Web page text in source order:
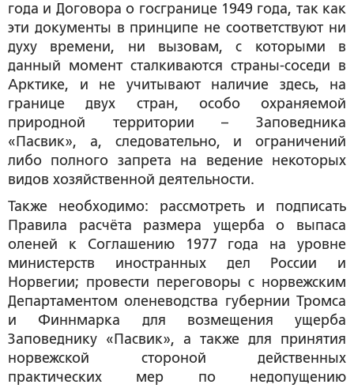
года и Договора о госгранице 1949 года, так как
эти документы в принципе не соответствуют ни
духу времени, ни вызовам, с которыми в
данный момент сталкиваются страны-соседи в
Арктике, и не учитывают наличие здесь, на
границе двух стран, особо охраняемой
природной территории – Заповедника
«Пасвик», а, следовательно, и ограничений
либо полного запрета на ведение некоторых
видов хозяйственной деятельности.
Также необходимо: рассмотреть и подписать
Правила расчёта размера ущерба о выпаса
оленей к Соглашению 1977 года на уровне
министерств иностранных дел России и
Норвегии; провести переговоры с норвежским
Департаментом оленеводства губернии Тромса
и Финнмарка для возмещения ущерба
Заповеднику «Пасвик», а также для принятия
норвежской стороной действенных
практических мер по недопущению